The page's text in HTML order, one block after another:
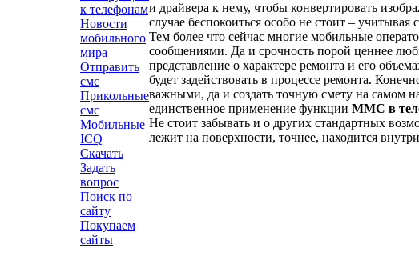
к телефонам
Новости
мобильного
мира
Отправить
смс
Прикольные
смс
Мобильные
ICQ
Скачать
Задать
вопрос
Поиск по
сайту
Покупаем
сайты
и драйвера к нему, чтобы конвертировать
случае беспокоиться особо не стоит –
Тем более что сейчас многие мобильные
сообщениями. Да и срочность порой ценнее
представление о характере ремонта и его
будет задействовать в процессе ремонта.
важными, да и создать точную смету на самом
единственное применение функции ММС в
Не стоит забывать и о других стандартных
лежит на поверхности, точнее, находится